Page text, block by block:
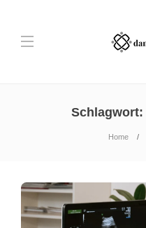
Schlagwort:
Home